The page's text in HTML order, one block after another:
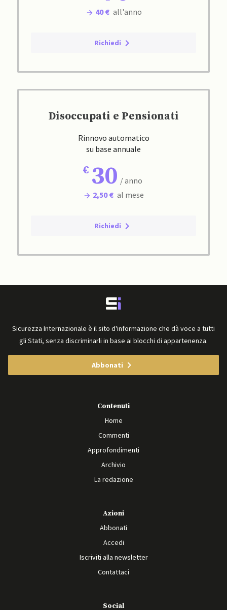
40 € all'anno
Richiedi
Disoccupati e Pensionati
Rinnovo automatico
su base annuale
30 / anno
2,50 € al mese
Richiedi
Sicurezza Internazionale è il sito d'informazione che dà voce a tutti
gli Stati, senza discriminarli in base ai blocchi di appartenenza.
Abbonati
Contenuti
Home
Commenti
Approfondimenti
Archivio
La redazione
Azioni
Abbonati
Accedi
Iscriviti alla newsletter
Contattaci
Social